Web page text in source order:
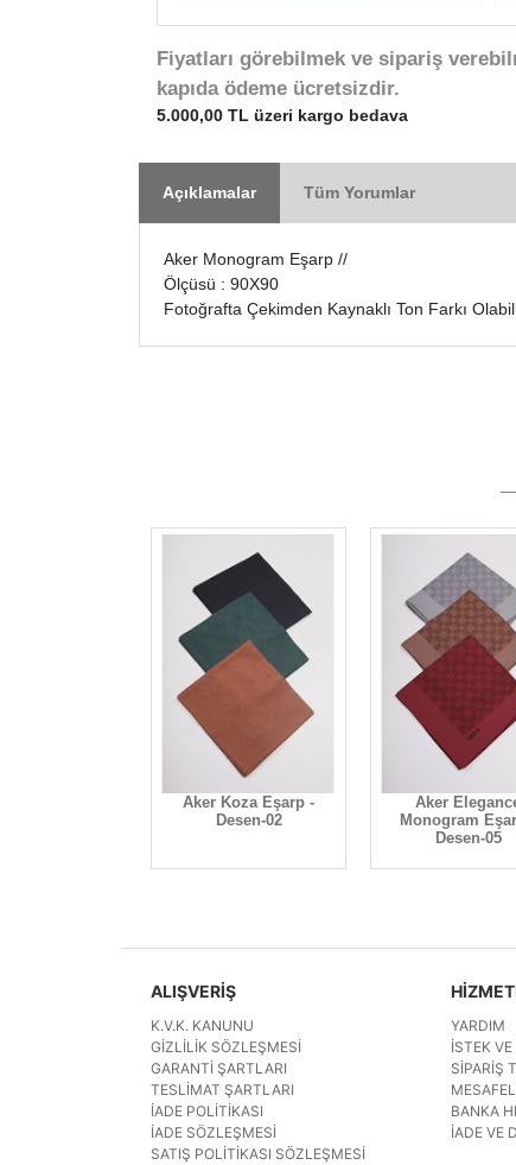
Fiyatları görebilmek ve sipariş
kapıda ödeme ücretsizdir.
5.000,00 TL üzeri kargo bedava
Açıklamalar Tüm Yorumlar
Aker Monogram Eşarp //
Ölçüsü : 90X90
Fotoğrafta Çekimden Kaynaklı Ton Farkı
Aker Koza Eşarp -
Desen-02
Aker
Monogram
Desen-05
ALIŞVERİŞ
K.V.K. KANUNU
GIZLILIK SÖZLEŞMESI
GARANTI ŞARTLARI
TESLIMAT ŞARTLARI
İADE POLITIKASI
İADE SÖZLEŞMESI
SATIŞ POLITIKASI SÖZLEŞMESI
YARDIM
İSTEK
SIPARIŞ
BANKA
İADE VE